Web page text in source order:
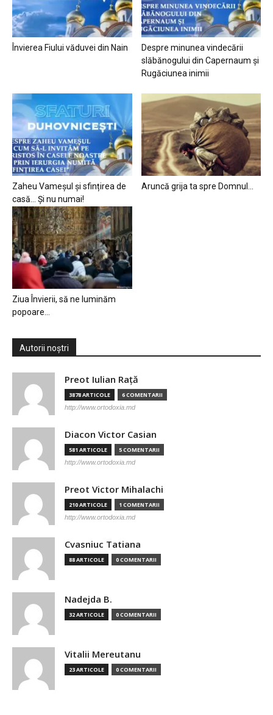
Învierea Fiului văduvei din Nain
Despre minunea vindecării
slăbănogului din Capernaum și
Rugăciunea inimii
Zaheu Vameșul și sfințirea de
casă… Și nu numai!
Aruncă grija ta spre Domnul…
Ziua Învierii, să ne luminăm
popoare…
Autorii noștri
Preot Iulian Raţă
3878 ARTICOLE 6 COMENTARII
http://www.ortodoxia.md
Diacon Victor Casian
581 ARTICOLE 5 COMENTARII
http://www.ortodoxia.md
Preot Victor Mihalachi
210 ARTICOLE 1 COMENTARII
http://www.ortodoxia.md
Cvasniuc Tatiana
88 ARTICOLE 0 COMENTARII
Nadejda B.
32 ARTICOLE 0 COMENTARII
Vitalii Mereutanu
23 ARTICOLE 0 COMENTARII